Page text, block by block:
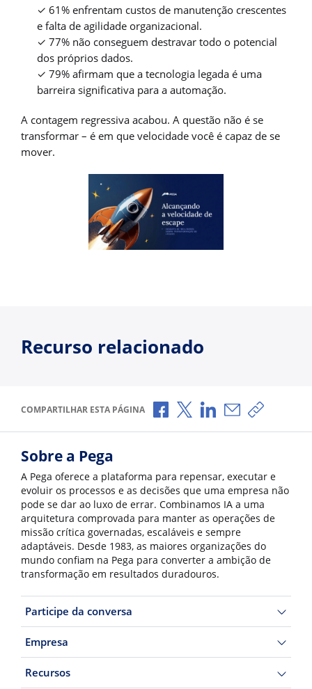
✓ 61% enfrentam custos de manutenção crescentes
e falta de agilidade organizacional.
✓ 77% não conseguem destravar todo o potencial
dos próprios dados.
✓ 79% afirmam que a tecnologia legada é uma
barreira significativa para a automação.
A contagem regressiva acabou. A questão não é se
transformar – é em que velocidade você é capaz de se
mover.
Recurso relacionado
COMPARTILHAR ESTA PÁGINA Compartilhar no Facebook
Compartilhar no X
Compartilhar no
Compartilhar
Copiar
Sobre a Pega
A Pega oferece a plataforma para repensar, executar e
evoluir os processos e as decisões que uma empresa não
pode se dar ao luxo de errar. Combinamos IA a uma
arquitetura comprovada para manter as operações de
missão crítica governadas, escaláveis e sempre
adaptáveis. Desde 1983, as maiores organizações do
mundo confiam na Pega para converter a ambição de
transformação em resultados duradouros.
Participe da conversa
Empresa
Recursos